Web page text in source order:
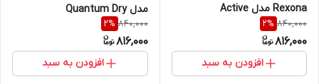
Rexona مدل Active
Protection Fresh
840,000
2%
816,000
افزودن به سبد
مدل Quantum Dry
840,000
2%
816,000
افزودن به سبد